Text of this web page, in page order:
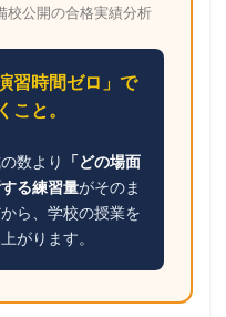
校公開の合格実績分析
習時間ゼロ」で
こと。
数より 「どの場面
る練習量がそのま
ら、学校の授業を
がります。